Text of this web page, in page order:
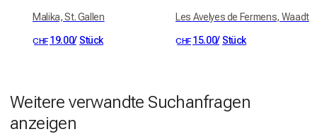
Malika, St. Gallen
CHF 19.00/ Stück
Les Avelyes de Fermens, Waadt
CHF 15.00/ Stück
Weitere verwandte Suchanfragen
anzeigen